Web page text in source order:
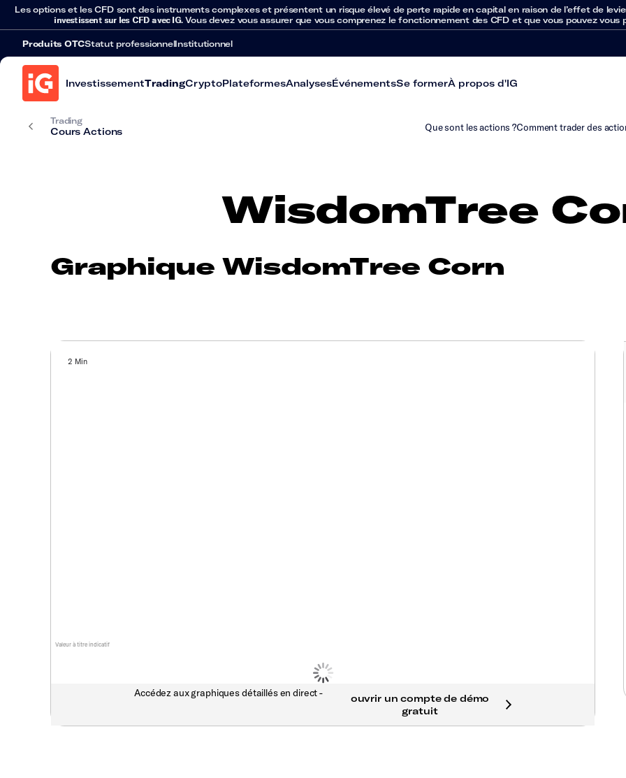
Les options et les CFD sont des instruments complexes et présentent un risque élevé de perte rapide en capital en raison de l’effet de
investissent sur les CFD avec IG. Vous devez vous assurer que vous comprenez le fonctionnement des CFD et que vous pouvez
Produits OTCStatut professionnelInstitutionnel
InvestissementTradingCryptoPlateformesAnalysesÉvénementsSe formerÀ propos d'IG
Trading
Cours Actions Que sont les actions ?Comment trader des
WisdomTree
Graphique WisdomTree Corn
Valeur à titre indicatif
2 Min
Accédez aux graphiques détaillés en direct -